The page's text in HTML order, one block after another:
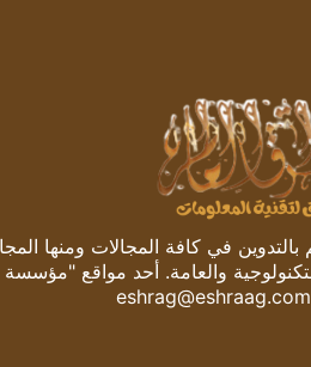
في كافة المجالات ومنها
والعامة. أحد مواقع "مؤسسة
eshrag@eshraag.com